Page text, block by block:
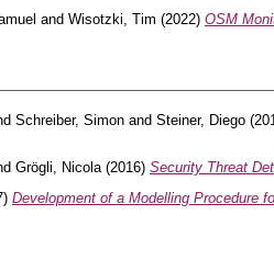
and Wisotzki, Tim (2022) OSM
Schreiber, Simon and Steiner, Diego
Grögli, Nicola(2016) Security Threat
Development of a Modelling Procedure